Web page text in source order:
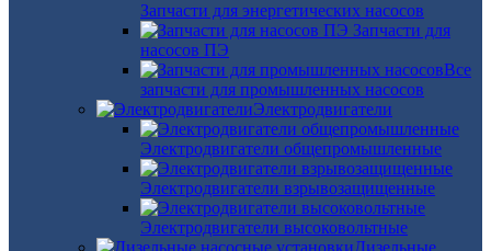
Запчасти для энергетических насосов
Запчасти для
насосов ПЭ
Все
запчасти для промышленных насосов
Электродвигатели
Электродвигатели общепромышленные
Электродвигатели взрывозащищенные
Электродвигатели высоковольтные
Дизельные